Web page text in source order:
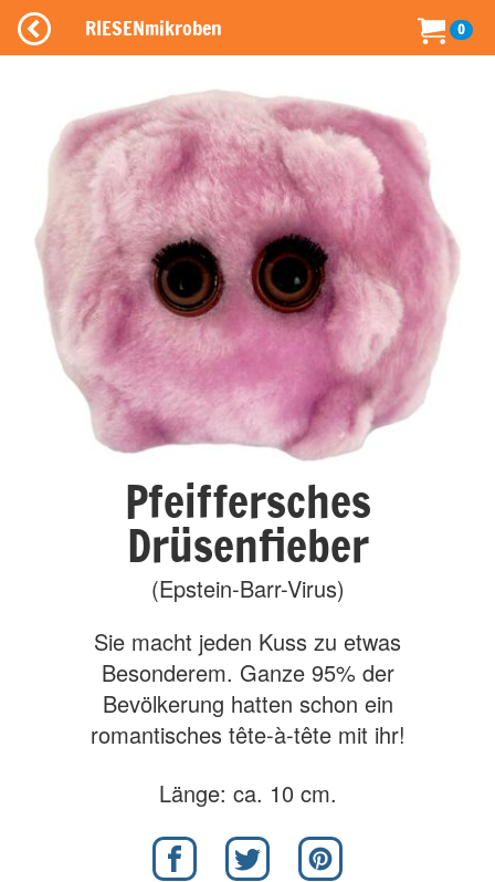
RIESENmikroben 0
Pfeiffersches
Drüsenfieber
(Epstein-Barr-Virus)
Sie macht jeden Kuss zu etwas
Besonderem. Ganze 95% der
Bevölkerung hatten schon ein
romantisches tête-à-tête mit ihr!
Länge: ca. 10 cm.